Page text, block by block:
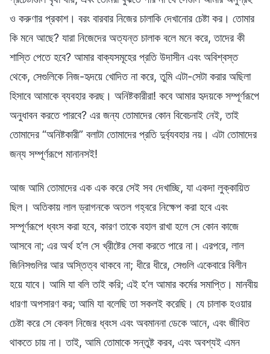
ও করুণার প্রকাশ। বরং বারবার নিজের চালাকি দেখানোর চেষ্টা কর। তোমার
কি মনে আছে? যারা নিজেদের অত্যন্ত চালাক বলে মনে করে, তাদের কী
শাস্তি পেতে হবে? আমার বাক্যসমূহের প্রতি উদাসীন এবং অবিশ্বস্ত
থেকে, সেগুলিকে নিজ-হৃদয়ে খোদিত না করে, তুমি এটা-সেটা করার অছিলা
হিসাবে আমাকে ব্যবহার করছ। অনিষ্টকারীরা! কবে আমার হৃদয়কে সম্পূর্ণরূপে
অনুধাবন করতে পারবে? এর জন্য তোমাদের কোন বিবেচনাই নেই, তাই
তোমাদের “অনিষ্টকারী” বলাটা তোমাদের প্রতি দুর্ব্যবহার নয়। এটা তোমাদের
জন্য সম্পূর্ণরূপে মানানসই!
আজ আমি তোমাদের এক এক করে সেই সব দেখাচ্ছি, যা একদা লুক্কায়িত
ছিল। অতিকায় লাল ড্রাগনকে অতল গহ্বরে নিক্ষেপ করা হবে এবং
সম্পূর্ণরূপে ধ্বংস করা হবে, কারণ তাকে বহাল রাখা হলে সে কোন কাজে
আসবে না; এর অর্থ হ’ল সে খ্রীষ্টের সেবা করতে পারে না। এরপরে, লাল
জিনিসগুলির আর অস্তিত্ব থাকবে না; ধীরে ধীরে, সেগুলি একেবারে বিলীন
হয়ে যাবে। আমি যা বলি তাই করি; এই হ’ল আমার কর্মের সমাপ্তি। মানবীয়
ধারণা অপসারণ কর; আমি যা বলেছি তা সকলই করেছি। যে চালাক হওয়ার
চেষ্টা করে সে কেবল নিজের ধ্বংস এবং অবমাননা ডেকে আনে, এবং জীবিত
থাকতে চায় না। তাই, আমি তোমাকে সন্তুষ্ট করব, এবং অবশ্যই এমন